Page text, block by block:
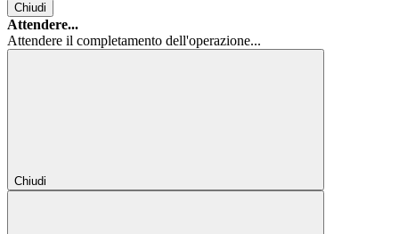
Chiudi
Attendere...
Attendere il completamento dell'operazione...
Chiudi